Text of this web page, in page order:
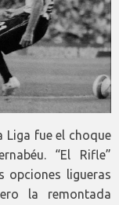
fue el choque
“El Rifle”
opciones ligueras
la remontada